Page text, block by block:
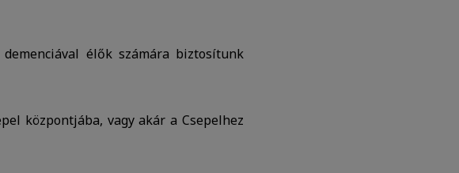
élők számára biztosítunk
központjába, vagy akár a Csepelhez